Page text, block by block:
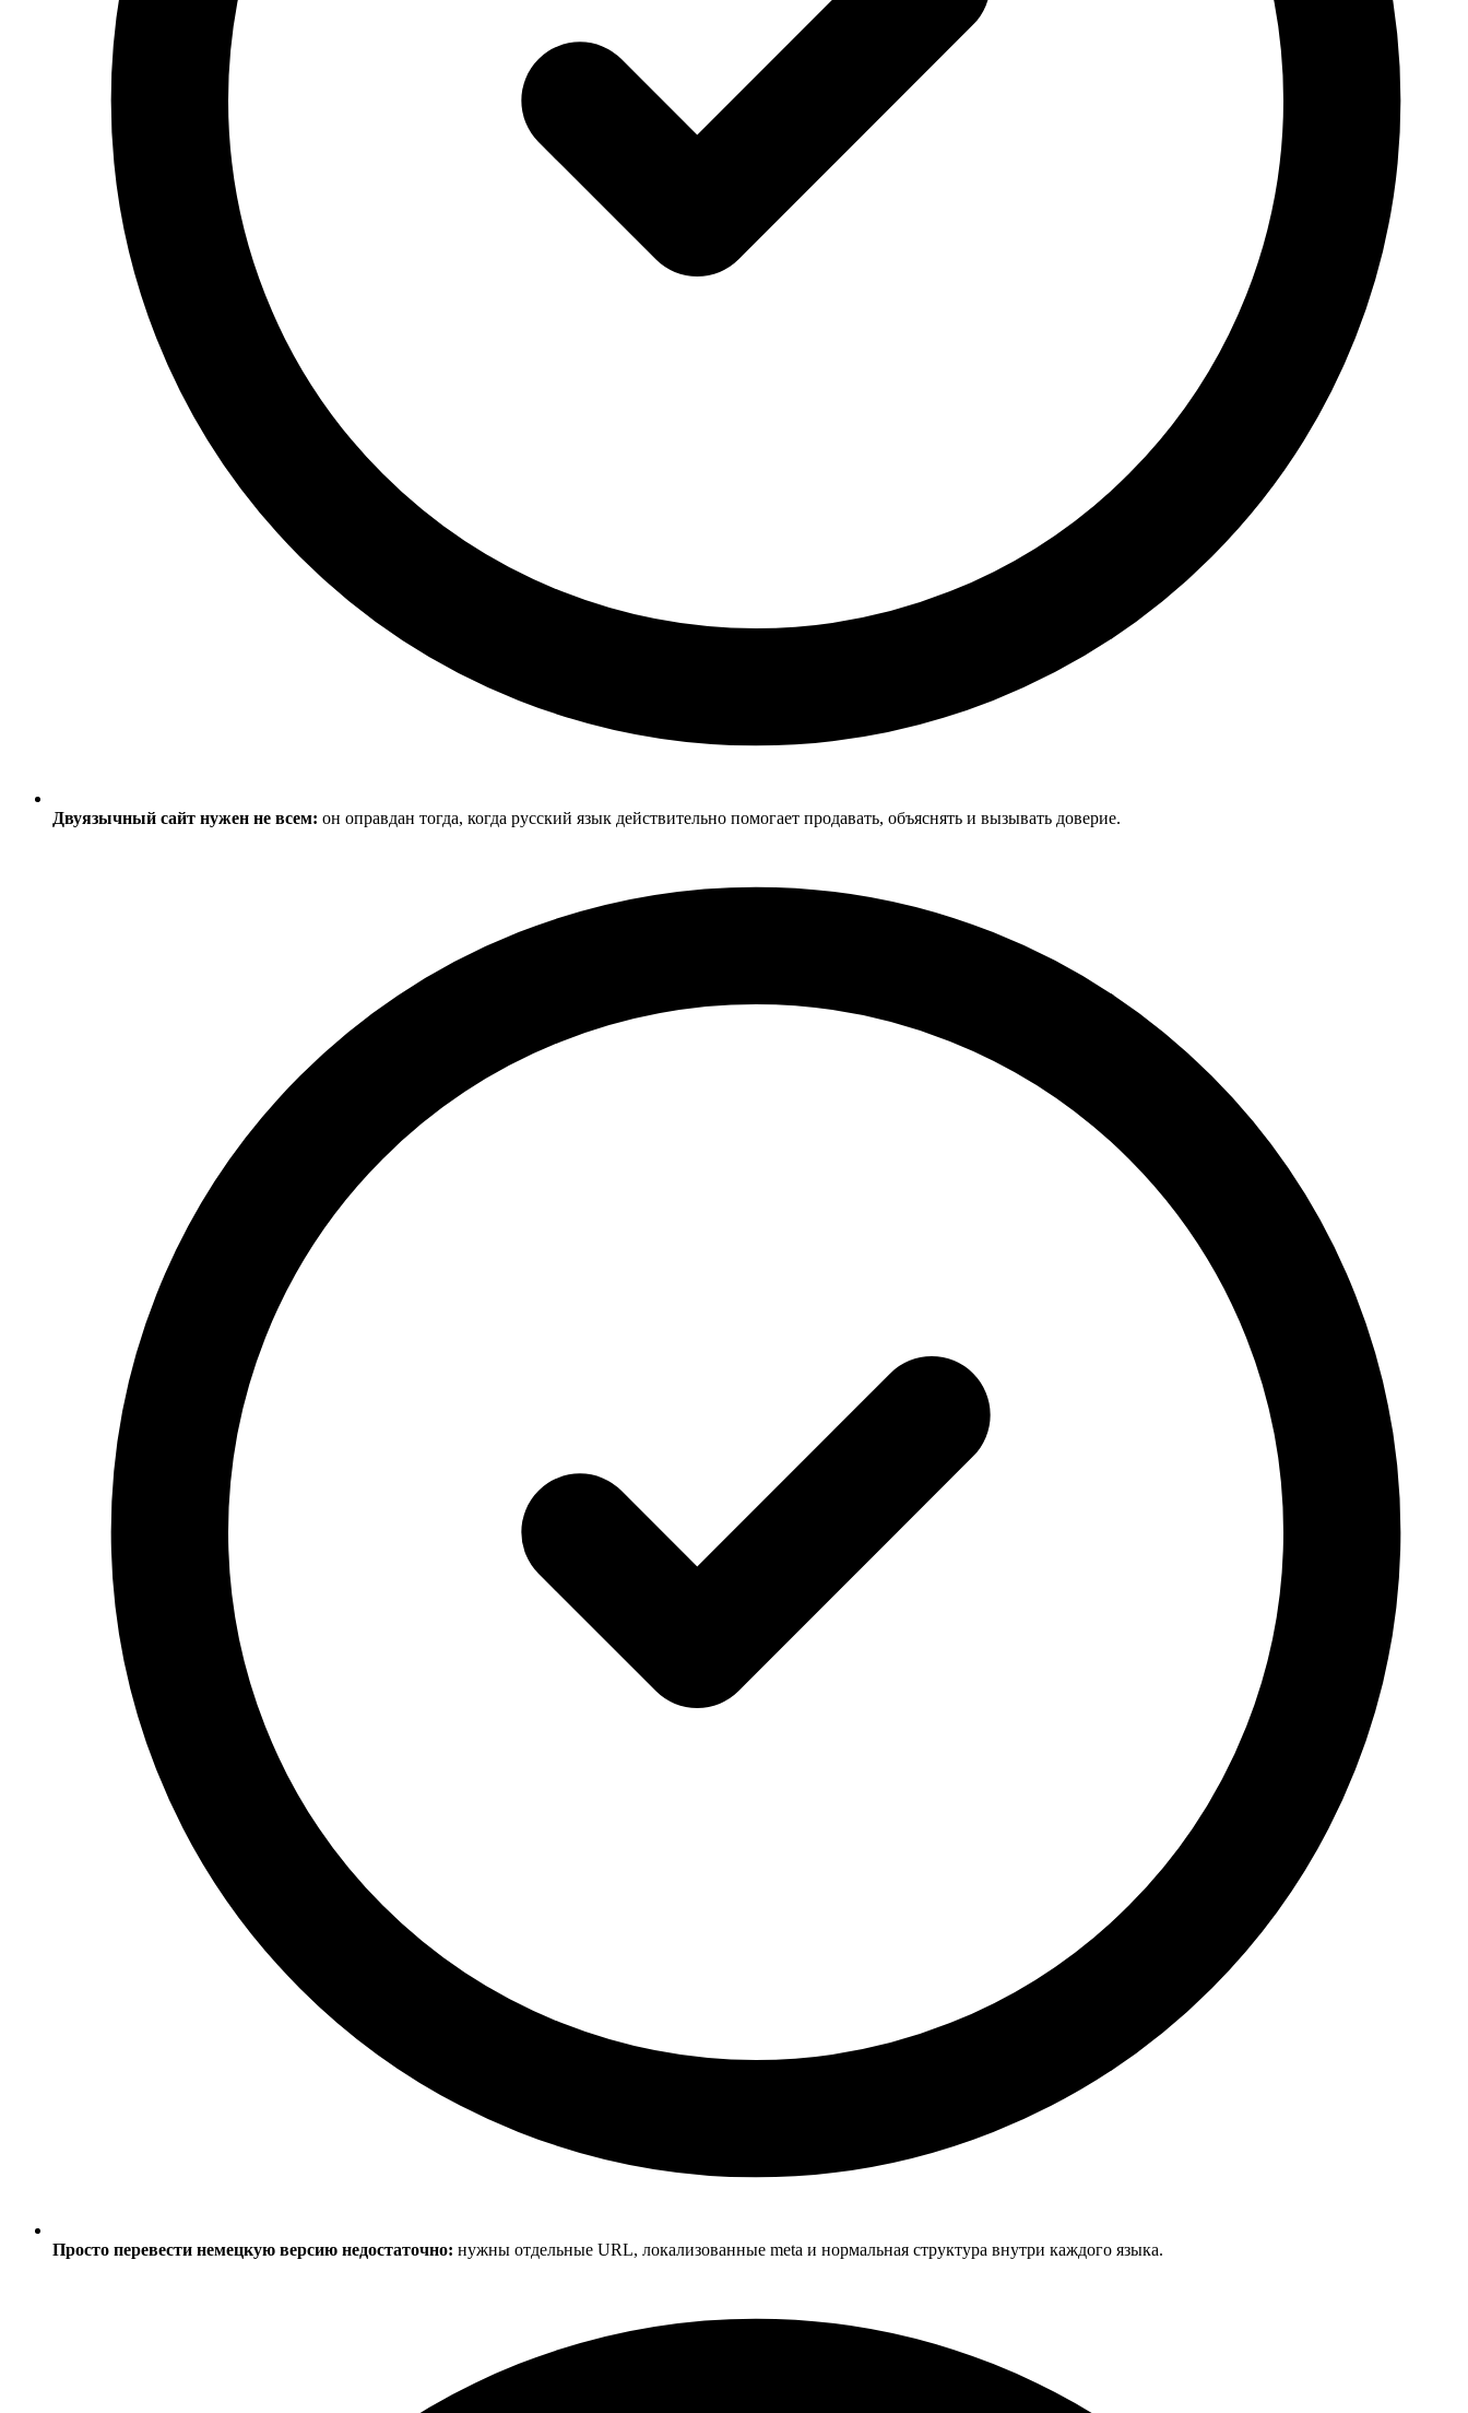
Двуязычный сайт нужен не всем: он оправдан тогда, когда русский язык действительно помогает продавать, объяснять и вызывать доверие.
Просто перевести немецкую версию недостаточно: нужны отдельные URL, локализованные meta и нормальная структура внутри каждого языка.